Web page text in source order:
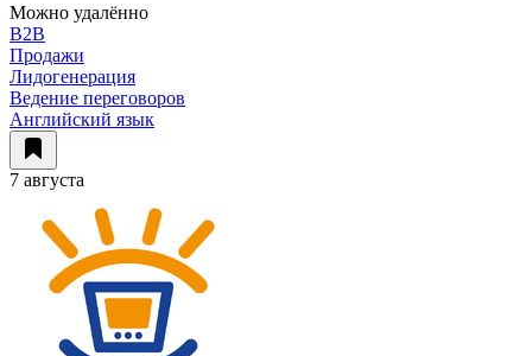
Можно удалённо
B2B
Продажи
Лидогенерация
Ведение переговоров
Английский язык
7 августа